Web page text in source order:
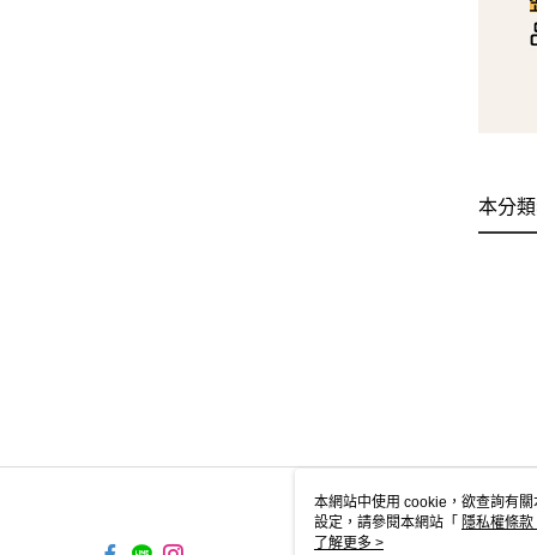
本分
本網站中使用 cookie，欲查詢有
設定，請參閱本網站「 隱私權條款
使用 cookie。
了解更多 >